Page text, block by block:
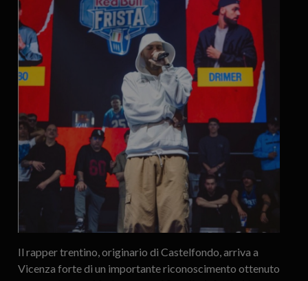
Il rapper trentino, originario di Castelfondo, arriva a
Vicenza forte di un importante riconoscimento ottenuto